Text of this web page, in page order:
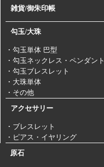
雑貨/御朱印帳
勾玉/大珠
・勾玉単体 巴型
・勾玉ネックレス・ペンダント
・勾玉ブレスレット
・大珠単体
・その他
アクセサリー
・ブレスレット
・ピアス・イヤリング
原石